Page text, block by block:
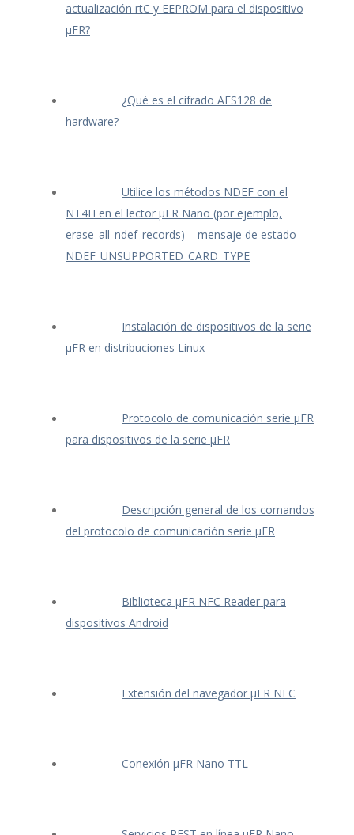
actualización rtC y EEPROM para el dispositivo
μFR?
¿Qué es el cifrado AES128 de
hardware?
Utilice los métodos NDEF con el
NT4H en el lector μFR Nano (por ejemplo,
erase_all_ndef_records) – mensaje de estado
NDEF_UNSUPPORTED_CARD_TYPE
Instalación de dispositivos de la serie
μFR en distribuciones Linux
Protocolo de comunicación serie μFR
para dispositivos de la serie μFR
Descripción general de los comandos
del protocolo de comunicación serie μFR
Biblioteca μFR NFC Reader para
dispositivos Android
Extensión del navegador μFR NFC
Conexión μFR Nano TTL